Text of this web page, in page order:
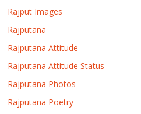
Rajput Images
Rajputana
Rajputana Attitude
Rajputana Attitude Status
Rajputana Photos
Rajputana Poetry